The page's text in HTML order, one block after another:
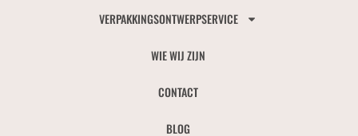
VERPAKKINGSONTWERPSERVICE
WIE WIJ ZIJN
CONTACT
BLOG